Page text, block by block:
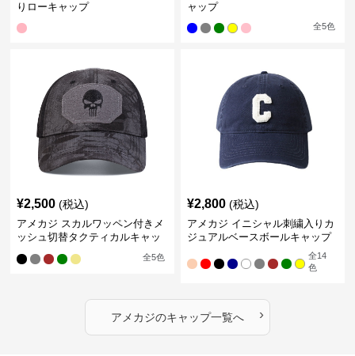
りローキャップ
ャップ
全5色
¥2,500 (税込)
アメカジ スカルワッペン付きメ
ッシュ切替タクティカルキャッ
全5色
¥2,800 (税込)
アメカジ イニシャル刺繍入りカ
ジュアルベースボールキャップ
全14
色
アメカジのキャップ一覧へ ›